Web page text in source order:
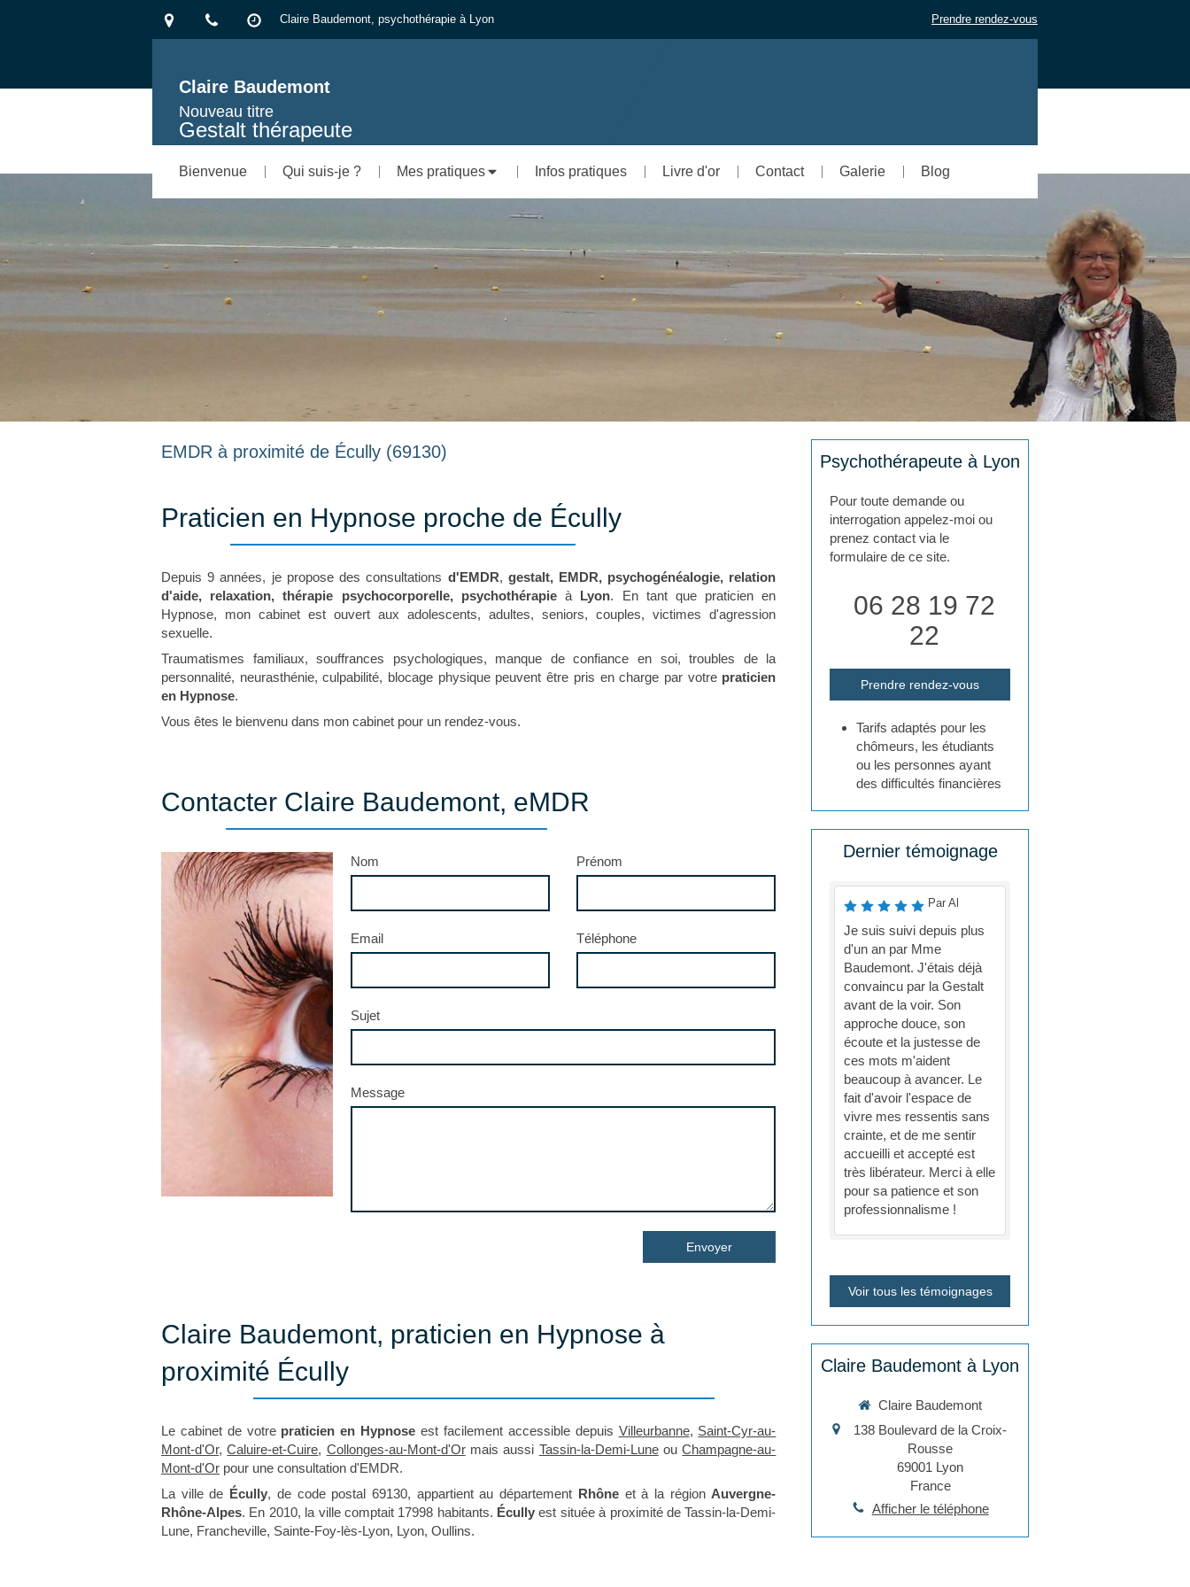
Claire Baudemont, psychothérapie à Lyon Prendre rendez-vous
Claire Baudemont
Gestalt thérapeute
Nouveau titre
Bienvenue Qui suis-je ? Mes pratiques Infos pratiques Livre d'or Contact Galerie Blog
EMDR à proximité de Écully (69130)
Praticien en Hypnose proche de Écully
Depuis 9 années, je propose des consultations d'EMDR, gestalt, EMDR, psychogénéalogie, relation
d'aide, relaxation, thérapie psychocorporelle, psychothérapieà Lyon. En tant que praticien en
Hypnose, mon cabinet est ouvert aux adolescents, adultes, seniors, couples, victimes d'agression
sexuelle.
Traumatismes familiaux, souffrances psychologiques, manque de confiance en soi, troubles de la
personnalité, neurasthénie, culpabilité, blocage physique peuvent être pris en charge par votre praticien
en Hypnose.
Vous êtes le bienvenu dans mon cabinet pour un rendez-vous.
Contacter Claire Baudemont, eMDR
Nom Prénom
Email Téléphone
Sujet
Message
Envoyer
Claire Baudemont, praticien en Hypnose à
proximité Écully
Le cabinet de votre praticien en Hypnose est facilement accessible depuis Villeurbanne, Saint-Cyr-au-
Mont-d'Or,Caluire-et-Cuire, Collonges-au-Mont-d'Ormais aussi Tassin-la-Demi-LuneouChampagne-au-
Mont-d'Or pour une consultation d'EMDR.
La ville de Écully, de code postal 69130, appartient au département Rhôneet à la région Auvergne-
Rhône-Alpes. En 2010, la ville comptait 17998 habitants. Écully est située à proximité de Tassin-la-Demi-
Lune, Francheville, Sainte-Foy-lès-Lyon, Lyon, Oullins.
Psychothérapeute à Lyon
Pour toute demande ou
interrogation appelez-moi ou
prenez contact via le
formulaire de ce site.
06 28 19 72
22
Prendre rendez-vous
Tarifs adaptés pour les
chômeurs, les étudiants
ou les personnes ayant
des difficultés financières
Dernier témoignage
Par Al
Je suis suivi depuis plus
d'un an par Mme
Baudemont. J'étais déjà
convaincu par la Gestalt
avant de la voir. Son
approche douce, son
écoute et la justesse de
ces mots m'aident
beaucoup à avancer. Le
fait d'avoir l'espace de
vivre mes ressentis sans
crainte, et de me sentir
accueilli et accepté est
très libérateur. Merci à elle
pour sa patience et son
professionnalisme !
Voir tous les témoignages
Claire Baudemont à Lyon
Claire Baudemont
138 Boulevard de la Croix-
Rousse
69001 Lyon
France
Afficher le téléphone